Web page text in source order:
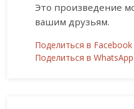
Это произведение
вашим друзьям.
Поделиться в Facebook
Поделиться в WhatsApp